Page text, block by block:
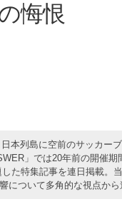
悔恨
本列島に空前のサッカー
」では20年前の開催期
た特集記事を連日掲載。
について多角的な視点から